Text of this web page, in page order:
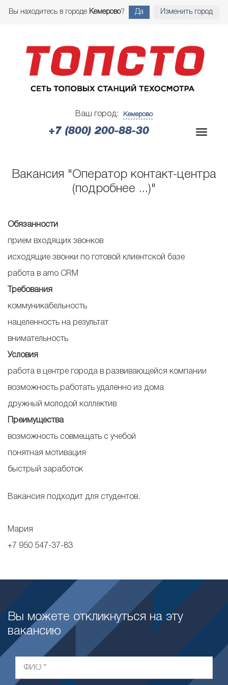
Вы находитесь в городе Кемерово? Да Изменить город
Ваш город: Кемерово
+7 (800) 200-88-30
Вакансия "Оператор контакт-центра
(подробнее ...)"
Обязанности
прием входящих звонков
исходящие звонки по готовой клиентской базе
работа в amo CRM
Требования
коммуникабельность
нацеленность на результат
внимательность
Условия
работа в центре города в развивающейся компании
возможность работать удаленно из дома
дружный молодой коллектив
Преимущества
возможность совмещать с учебой
понятная мотивация
быстрый заработок
Вакансия подходит для студентов.
Мария
+7 950 547-37-83
Вы можете откликнуться на эту
вакансию